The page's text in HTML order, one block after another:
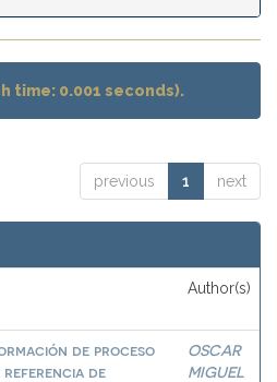
time: 0.001 seconds).
previous 1 next
Author(s)
de proceso
referencia de
OSCAR
MIGUEL